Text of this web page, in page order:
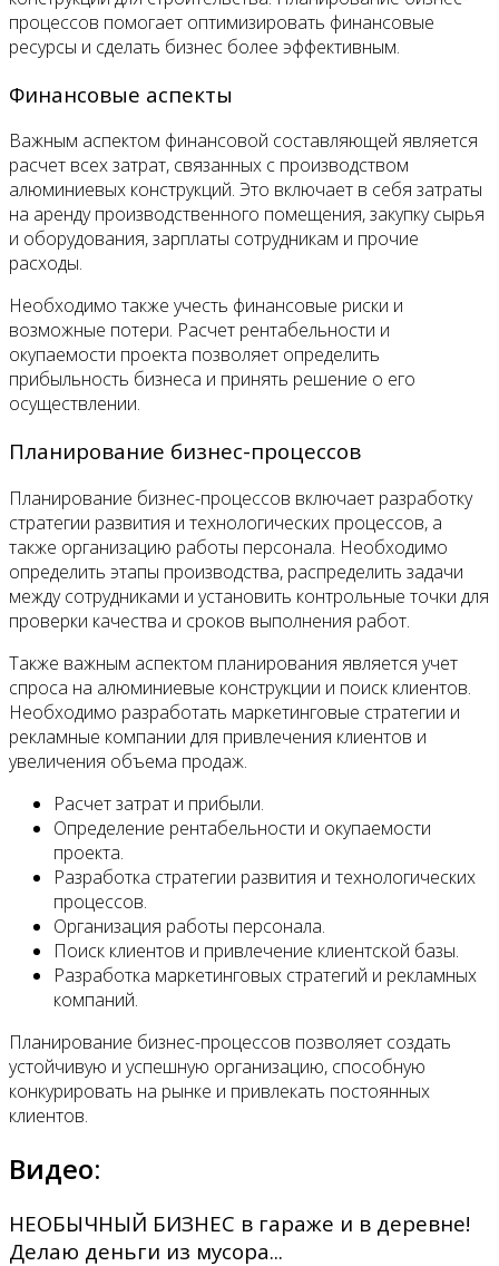
процессов помогает оптимизировать финансовые
ресурсы и сделать бизнес более эффективным.
Финансовые аспекты
Важным аспектом финансовой составляющей является
расчет всех затрат, связанных с производством
алюминиевых конструкций. Это включает в себя затраты
на аренду производственного помещения, закупку сырья
и оборудования, зарплаты сотрудникам и прочие
расходы.
Необходимо также учесть финансовые риски и
возможные потери. Расчет рентабельности и
окупаемости проекта позволяет определить
прибыльность бизнеса и принять решение о его
осуществлении.
Планирование бизнес-процессов
Планирование бизнес-процессов включает разработку
стратегии развития и технологических процессов, а
также организацию работы персонала. Необходимо
определить этапы производства, распределить задачи
между сотрудниками и установить контрольные точки для
проверки качества и сроков выполнения работ.
Также важным аспектом планирования является учет
спроса на алюминиевые конструкции и поиск клиентов.
Необходимо разработать маркетинговые стратегии и
рекламные компании для привлечения клиентов и
увеличения объема продаж.
Расчет затрат и прибыли.
Определение рентабельности и окупаемости
проекта.
Разработка стратегии развития и технологических
процессов.
Организация работы персонала.
Поиск клиентов и привлечение клиентской базы.
Разработка маркетинговых стратегий и рекламных
компаний.
Планирование бизнес-процессов позволяет создать
устойчивую и успешную организацию, способную
конкурировать на рынке и привлекать постоянных
клиентов.
Видео:
НЕОБЫЧНЫЙ БИЗНЕС в гараже и в деревне!
Делаю деньги из мусора...